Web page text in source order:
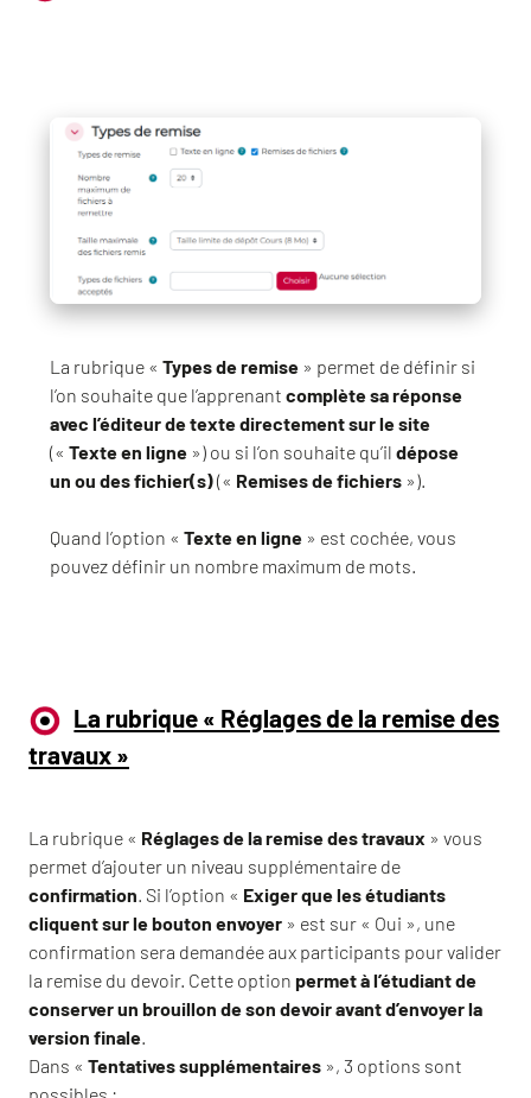
La rubrique « Types de remise » permet de définir si
l’on souhaite que l’apprenant complète sa réponse
avec l’éditeur de texte directement sur le site
(« Texte en ligne ») ou si l’on souhaite qu’il dépose
un ou des fichier(s)(« Remises de fichiers »).
Quand l’option « Texte en ligne » est cochée, vous
pouvez définir un nombre maximum de mots.
La rubrique « Réglages de la remise des
travaux »
La rubrique « Réglages de la remise des travaux » vous
permet d’ajouter un niveau supplémentaire de
confirmation. Si l’option « Exiger que les étudiants
cliquent sur le bouton envoyer » est sur « Oui », une
confirmation sera demandée aux participants pour valider
la remise du devoir. Cette option permet à l’étudiant de
conserver un brouillon de son devoir avant d’envoyer la
version finale.
Dans « Tentatives supplémentaires », 3 options sont